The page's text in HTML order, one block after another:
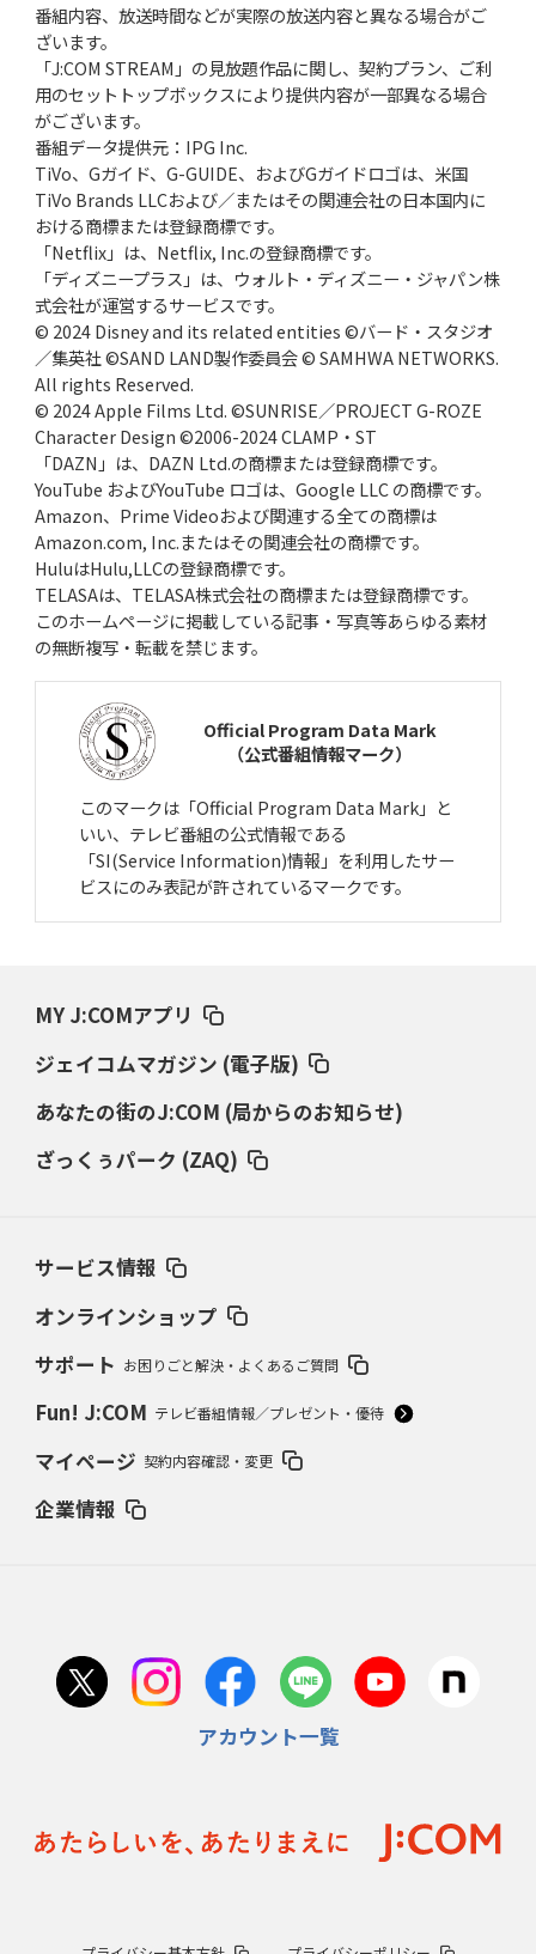
番組内容、放送時間などが実際の放送内容と異なる場合がご
ざいます。
「J:COM STREAM」の見放題作品に関し、契約プラン、ご利
用のセットトップボックスにより提供内容が一部異なる場合
がございます。
番組データ提供元：IPG Inc.
TiVo、Gガイド、G-GUIDE、およびGガイドロゴは、米国
TiVo Brands LLCおよび／またはその関連会社の日本国内に
おける商標または登録商標です。
「Netflix」は、Netflix, Inc.の登録商標です。
「ディズニープラス」は、ウォルト・ディズニー・ジャパン株
式会社が運営するサービスです。
© 2024 Disney and its related entities ©バード・スタジオ
／集英社 ©SAND LAND製作委員会 © SAMHWA NETWORKS.
All rights Reserved.
© 2024 Apple Films Ltd. ©SUNRISE／PROJECT G-ROZE
Character Design ©2006-2024 CLAMP・ST
「DAZN」は、DAZN Ltd.の商標または登録商標です。
YouTube およびYouTube ロゴは、Google LLC の商標です。
Amazon、Prime Videoおよび関連する全ての商標は
Amazon.com, Inc.またはその関連会社の商標です。
HuluはHulu,LLCの登録商標です。
TELASAは、TELASA株式会社の商標または登録商標です。
このホームページに掲載している記事・写真等あらゆる素材
の無断複写・転載を禁じます。
Official Program Data Mark
（公式番組情報マーク）
このマークは「Official Program Data Mark」と
いい、テレビ番組の公式情報である
「SI(Service Information)情報」を利用したサー
ビスにのみ表記が許されているマークです。
MY J:COMアプリ
ジェイコムマガジン (電子版)
あなたの街のJ:COM (局からのお知らせ)
ざっくぅパーク (ZAQ)
サービス情報
オンラインショップ
サポート お困りごと解決・よくあるご質問
Fun! J:COM テレビ番組情報／プレゼント・優待
マイページ 契約内容確認・変更
企業情報
アカウント一覧